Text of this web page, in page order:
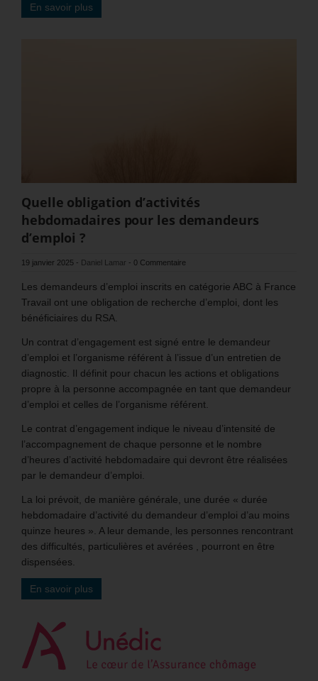
En savoir plus
Quelle obligation d’activités
hebdomadaires pour les demandeurs
d’emploi ?
19 janvier 2025 - Daniel Lamar - 0 Commentaire
Les demandeurs d’emploi inscrits en catégorie ABC à France
Travail ont une obligation de recherche d’emploi, dont les
bénéficiaires du RSA.
Un contrat d’engagement est signé entre le demandeur
d’emploi et l’organisme référent à l’issue d’un entretien de
diagnostic. Il définit pour chacun les actions et obligations
propre à la personne accompagnée en tant que demandeur
d’emploi et celles de l’organisme référent.
Le contrat d’engagement indique le niveau d’intensité de
l’accompagnement de chaque personne et le nombre
d’heures d’activité hebdomadaire qui devront être réalisées
par le demandeur d’emploi.
La loi prévoit, de manière générale, une durée « durée
hebdomadaire d’activité du demandeur d’emploi d’au moins
quinze heures ». A leur demande, les personnes rencontrant
des difficultés, particulières et avérées , pourront en être
dispensées.
En savoir plus